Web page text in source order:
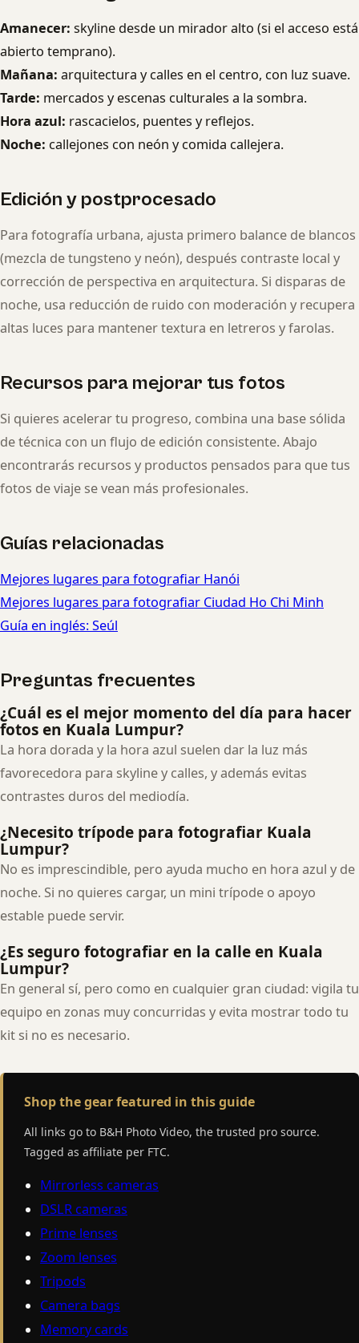
Amanecer: skyline desde un mirador alto (si el acceso está
abierto temprano).
Mañana: arquitectura y calles en el centro, con luz suave.
Tarde: mercados y escenas culturales a la sombra.
Hora azul: rascacielos, puentes y reflejos.
Noche: callejones con neón y comida callejera.
Edición y postprocesado
Para fotografía urbana, ajusta primero balance de blancos
(mezcla de tungsteno y neón), después contraste local y
corrección de perspectiva en arquitectura. Si disparas de
noche, usa reducción de ruido con moderación y recupera
altas luces para mantener textura en letreros y farolas.
Recursos para mejorar tus fotos
Si quieres acelerar tu progreso, combina una base sólida
de técnica con un flujo de edición consistente. Abajo
encontrarás recursos y productos pensados para que tus
fotos de viaje se vean más profesionales.
Guías relacionadas
Mejores lugares para fotografiar Hanói
Mejores lugares para fotografiar Ciudad Ho Chi Minh
Guía en inglés: Seúl
Preguntas frecuentes
¿Cuál es el mejor momento del día para hacer
fotos en Kuala Lumpur?
La hora dorada y la hora azul suelen dar la luz más
favorecedora para skyline y calles, y además evitas
contrastes duros del mediodía.
¿Necesito trípode para fotografiar Kuala
Lumpur?
No es imprescindible, pero ayuda mucho en hora azul y de
noche. Si no quieres cargar, un mini trípode o apoyo
estable puede servir.
¿Es seguro fotografiar en la calle en Kuala
Lumpur?
En general sí, pero como en cualquier gran ciudad: vigila tu
equipo en zonas muy concurridas y evita mostrar todo tu
kit si no es necesario.
Shop the gear featured in this guide
All links go to B&H Photo Video, the trusted pro source.
Tagged as affiliate per FTC.
Mirrorless cameras
DSLR cameras
Prime lenses
Zoom lenses
Tripods
Camera bags
Memory cards